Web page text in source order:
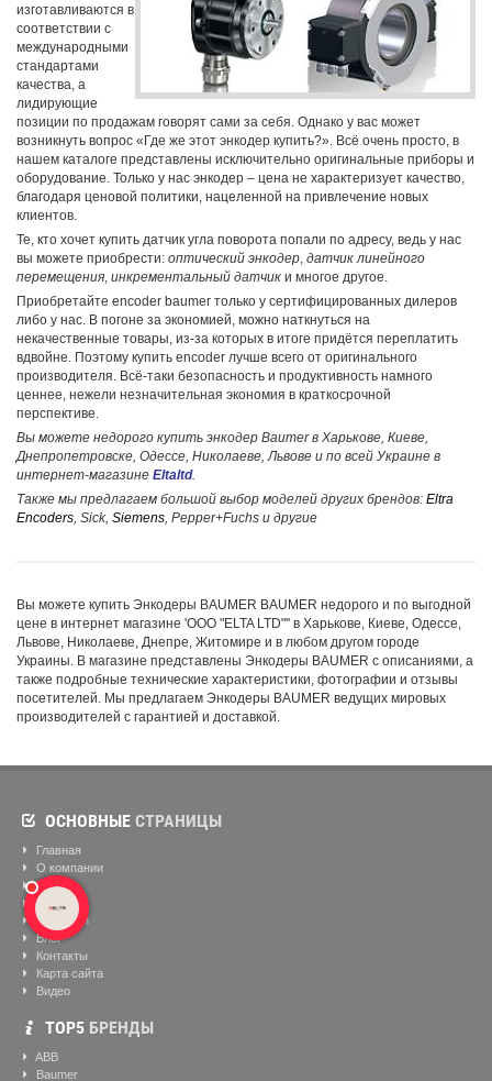
изготавливаются в
соответствии с
международными
стандартами
качества, а
лидирующие
позиции по продажам говорят сами за себя. Однако у вас может
возникнуть вопрос «Где же этот энкодер купить?». Всё очень просто, в
нашем каталоге представлены исключительно оригинальные приборы и
оборудование. Только у нас энкодер – цена не характеризует качество,
благодаря ценовой политики, нацеленной на привлечение новых
клиентов.
Те, кто хочет купить датчик угла поворота попали по адресу, ведь у нас
вы можете приобрести: оптический энкодер датчик линейного
перемещения инкрементальный датчик и многое другое.
Приобретайте encoder baumer только у сертифицированных дилеров
либо у нас. В погоне за экономией, можно наткнуться на
некачественные товары, из-за которых в итоге придётся переплатить
вдвойне. Поэтому купить encoder лучше всего от оригинального
производителя. Всё-таки безопасность и продуктивность намного
ценнее, нежели незначительная экономия в краткосрочной
перспективе.
Вы можете недорого купить энкодер Baumer в Харькове, Киеве,
Днепропетровске, Одессе, Николаеве, Львове и по всей Украине в
интернет-магазине Eltaltd.
Также мы предлагаем большой выбор моделей других брендов: Eltra
Encoders , Sick, Siemens , Pepper+Fuchs и другие
Вы можете купить Энкодеры BAUMER BAUMER недорого и по выгодной
цене в интернет магазине 'ООО "ELTA LTD"'' в Харькове, Киеве, Одессе,
Львове, Николаеве, Днепре, Житомире и в любом другом городе
Украины. В магазине представлены Энкодеры BAUMER с описаниями, а
также подробные технические характеристики, фотографии и отзывы
посетителей. Мы предлагаем Энкодеры BAUMER ведущих мировых
производителей с гарантией и доставкой.
ОСНОВНЫЕ СТРАНИЦЫ
Главная
О компании
Бренды
Склад
Вакансии
Блог
Контакты
Карта сайта
Видео
ТОР5 БРЕНДЫ
ABB
Baumer